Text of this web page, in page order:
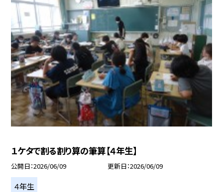
１ケタで割る割り算の筆算【４年生】
公開日 2026/06/09 更新日 2026/06/09
４年生